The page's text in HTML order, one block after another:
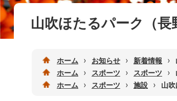
山吹ほたるパーク（
ホーム › お知らせ › 新着情報 ›
ホーム
› スポーツ › スポーツ ›
ホーム
› スポーツ › 施設 › 山